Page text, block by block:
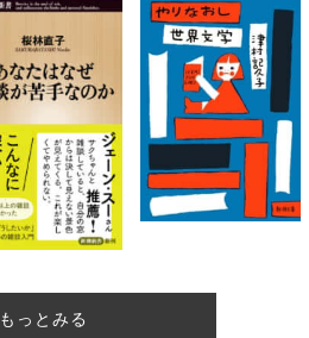
もっとみる